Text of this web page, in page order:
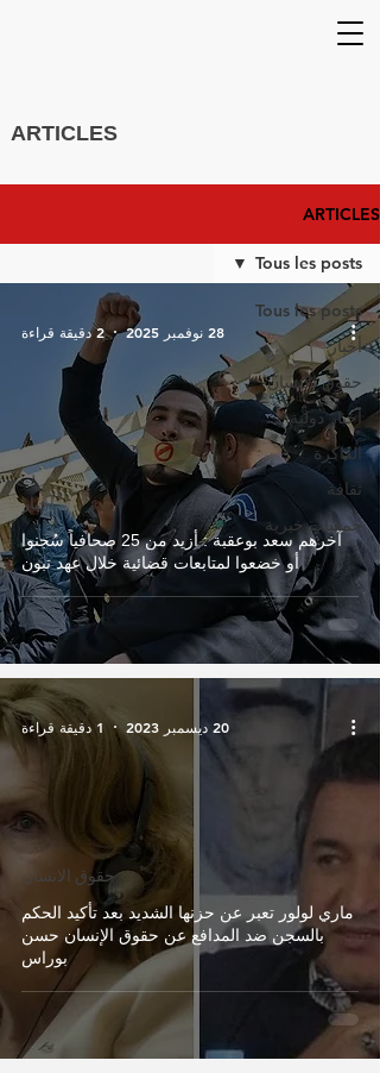
ARTICLES
ARTICLES
Tous les posts
أخبار
حقوق الانسان
أخبار دولية
الذاكرة
ثقافة
جمعيات خيرية
Tous les posts
آخرهم سعد بوعقبة : أزيد من 25 صحافياً سُجنوا
أو خضعوا لمتابعات قضائية خلال عهد تبون
أخبار
28 نوفمبر 2025 2 دقيقة قراءة
ماري لولور تعبر عن حزنها الشديد بعد تأكيد الحكم
بالسجن ضد المدافع عن حقوق الإنسان حسن
بوراس
حقوق الانسان
20 ديسمبر 2023 1 دقيقة قراءة